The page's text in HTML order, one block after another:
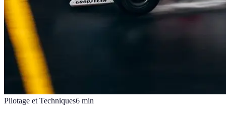
Pilotage et Techniques6 min